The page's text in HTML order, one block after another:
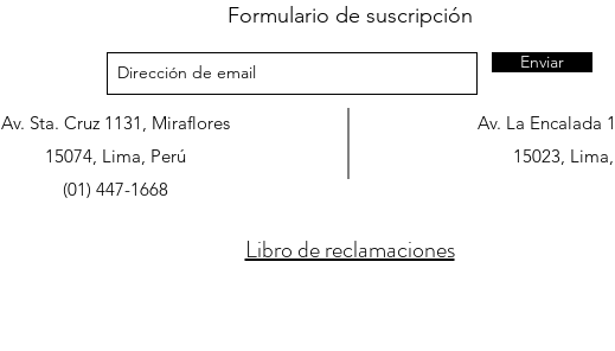
Formulario de suscripción
Enviar
Av. Sta. Cruz 1131, Miraflores
15074, Lima, Perú
Av. La Encalada
15023,
(01) 447-1668
Libro de reclamaciones